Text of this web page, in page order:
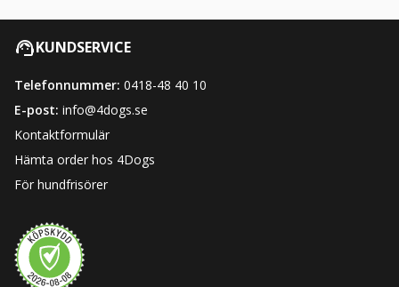
KUNDSERVICE
Telefonnummer: 0418-48 40 10
E-post: info@4dogs.se
Kontaktformulär
Hämta order hos 4Dogs
För hundfrisörer